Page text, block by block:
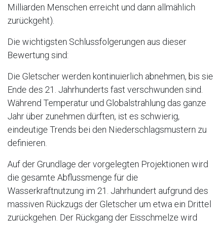
Milliarden Menschen erreicht und dann allmählich
zurückgeht).
Die wichtigsten Schlussfolgerungen aus dieser
Bewertung sind:
Die Gletscher werden kontinuierlich abnehmen, bis sie
Ende des 21. Jahrhunderts fast verschwunden sind.
Während Temperatur und Globalstrahlung das ganze
Jahr über zunehmen dürften, ist es schwierig,
eindeutige Trends bei den Niederschlagsmustern zu
definieren.
Auf der Grundlage der vorgelegten Projektionen wird
die gesamte Abflussmenge für die
Wasserkraftnutzung im 21. Jahrhundert aufgrund des
massiven Rückzugs der Gletscher um etwa ein Drittel
zurückgehen. Der Rückgang der Eisschmelze wird